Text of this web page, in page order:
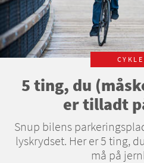
5 ting, du
er tilladt
Snup bilens
lyskrydset. Her er 5 ting,
må på